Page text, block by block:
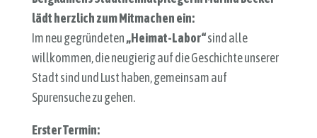
lädt herzlich zum Mitmachen ein:
Im neu gegründeten„Heimat-Labor“sind alle
willkommen, die neugierig auf die Geschichte unserer
Stadt sind und Lust haben, gemeinsam auf
Spurensuche zu gehen.
Erster Termin: